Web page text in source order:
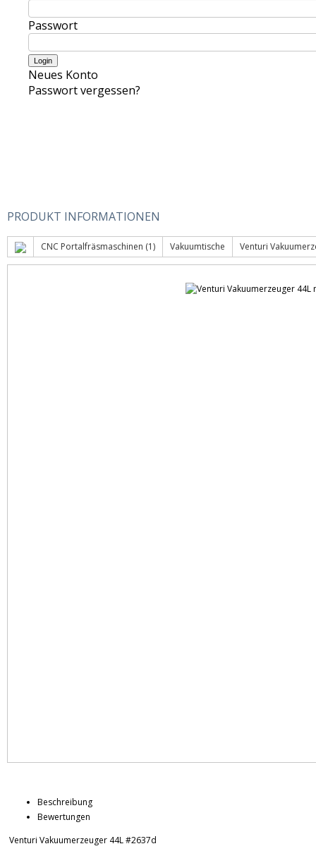
Passwort
Neues Konto
Passwort vergessen?
PRODUKT INFORMATIONEN
CNC Portalfräsmaschinen (1) Vakuumtische Venturi
Beschreibung
Bewertungen
Venturi Vakuumerzeuger 44L #2637d